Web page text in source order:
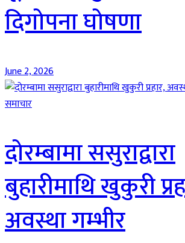
दिगोपना घोषणा
June 2, 2026
समाचार
दोरम्बामा ससुराद्वारा
बुहारीमाथि खुकुरी
अवस्था गम्भीर